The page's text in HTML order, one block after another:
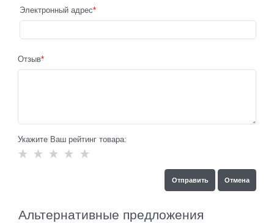
Электронный адрес
Отзыв
Укажите Ваш рейтинг товара:
Альтернативные предложения